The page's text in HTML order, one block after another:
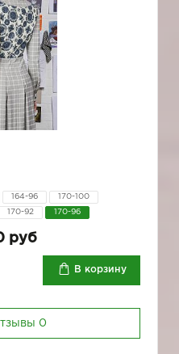
164-96 170-100
170-92 170-96
руб
В корзину
0